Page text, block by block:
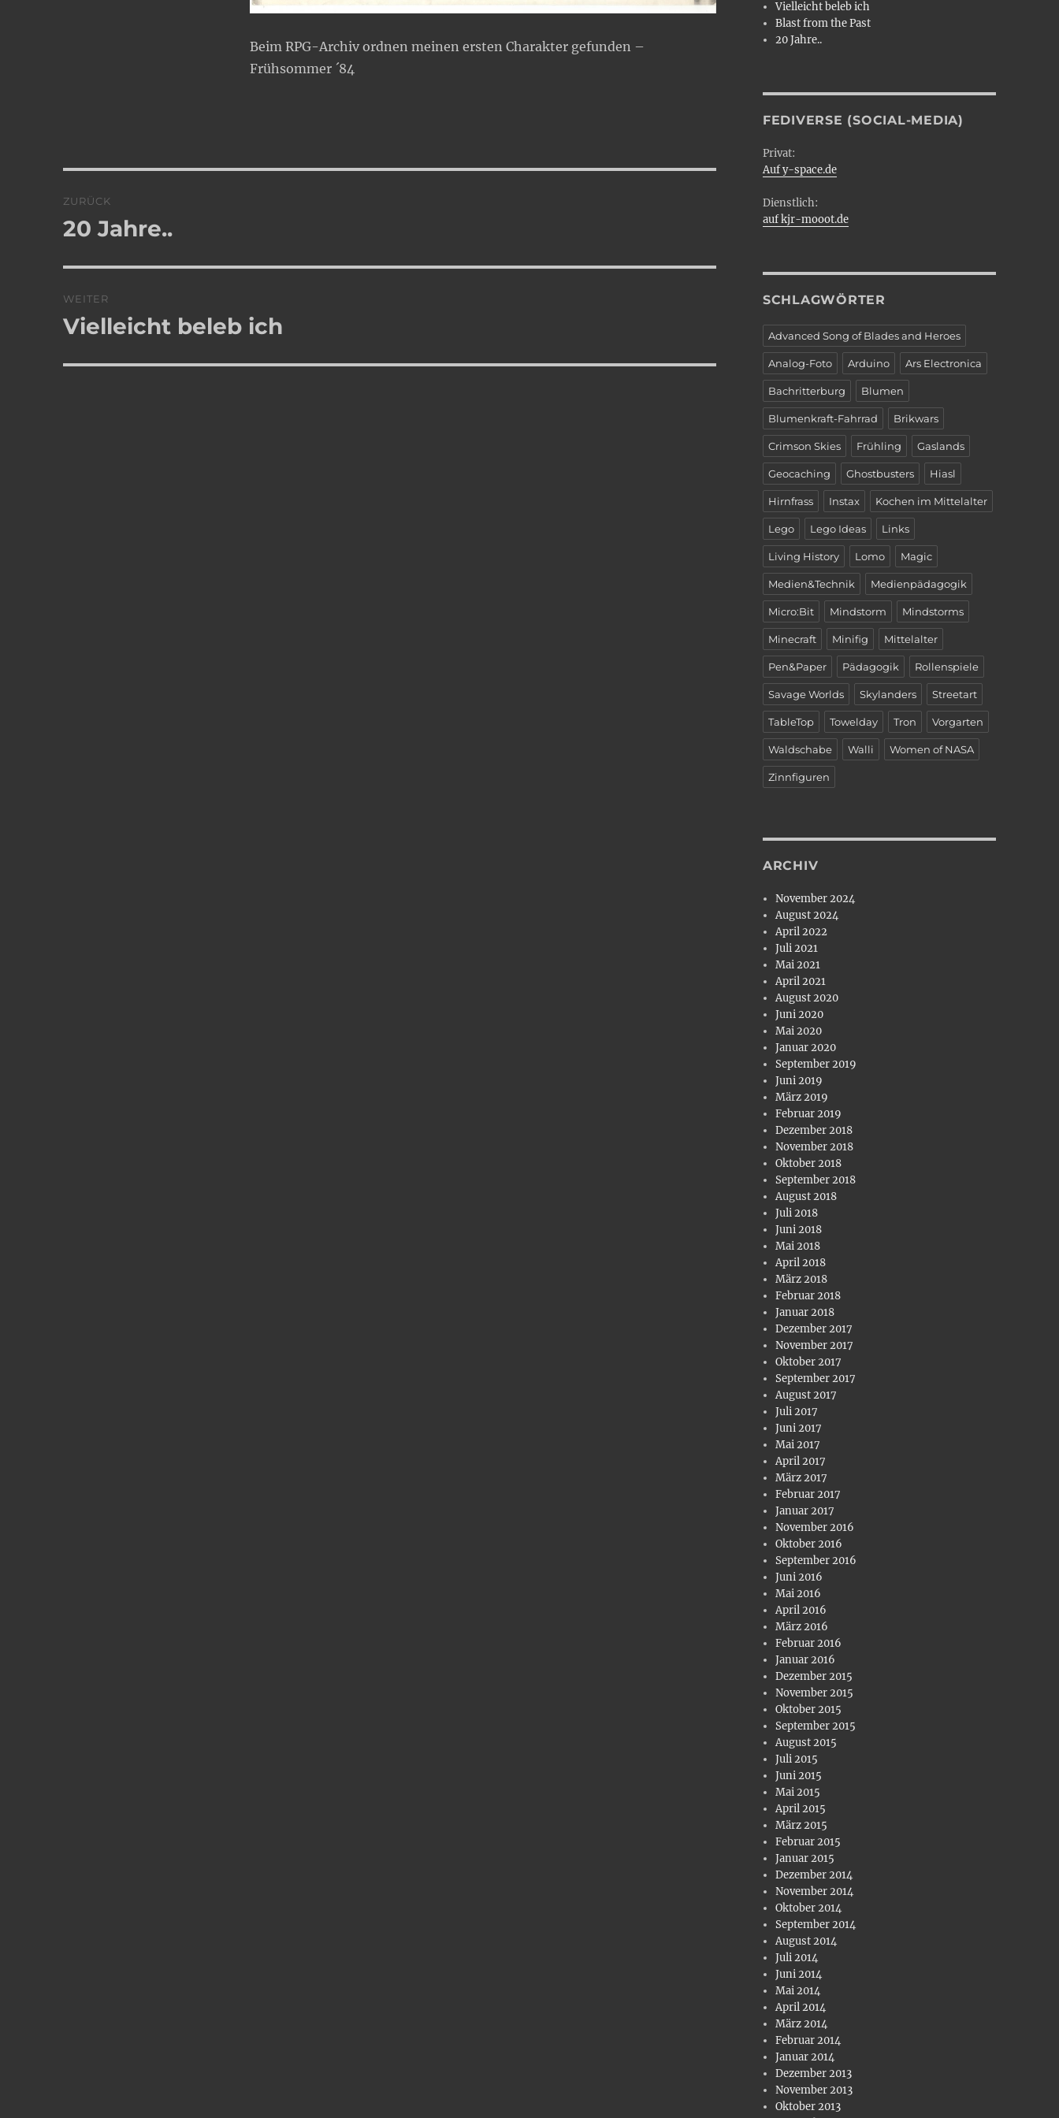
Beim RPG-Archiv ordnen meinen ersten Charakter gefunden –
Frühsommer ´84
ZURÜCK
Vorheriger
20 Jahre..
WEITER
Nächster
Vielleicht beleb ich
Vielleicht beleb ich
Blast from the Past
20 Jahre..
FEDIVERSE (SOCIAL-MEDIA)
Privat:
Auf y-space.de
Dienstlich:
auf kjr-mooot.de
SCHLAGWÖRTER
Advanced Song of Blades and Heroes
Analog-Foto Arduino Ars Electronica
Bachritterburg Blumen
Blumenkraft-Fahrrad Brikwars
Crimson Skies Frühling Gaslands
Geocaching Ghostbusters Hiasl
Hirnfrass Instax Kochen im Mittelalter
Lego Lego Ideas Links
Living History Lomo Magic
Medien&Technik Medienpädagogik
Micro:Bit Mindstorm Mindstorms
Minecraft Minifig Mittelalter
Pen&Paper Pädagogik Rollenspiele
Savage Worlds Skylanders Streetart
TableTop Towelday Tron Vorgarten
Waldschabe Walli Women of NASA
Zinnfiguren
ARCHIV
November 2024
August 2024
April 2022
Juli 2021
Mai 2021
April 2021
August 2020
Juni 2020
Mai 2020
Januar 2020
September 2019
Juni 2019
März 2019
Februar 2019
Dezember 2018
November 2018
Oktober 2018
September 2018
August 2018
Juli 2018
Juni 2018
Mai 2018
April 2018
März 2018
Februar 2018
Januar 2018
Dezember 2017
November 2017
Oktober 2017
September 2017
August 2017
Juli 2017
Juni 2017
Mai 2017
April 2017
März 2017
Februar 2017
Januar 2017
November 2016
Oktober 2016
September 2016
Juni 2016
Mai 2016
April 2016
März 2016
Februar 2016
Januar 2016
Dezember 2015
November 2015
Oktober 2015
September 2015
August 2015
Juli 2015
Juni 2015
Mai 2015
April 2015
März 2015
Februar 2015
Januar 2015
Dezember 2014
November 2014
Oktober 2014
September 2014
August 2014
Juli 2014
Juni 2014
Mai 2014
April 2014
März 2014
Februar 2014
Januar 2014
Dezember 2013
November 2013
Oktober 2013